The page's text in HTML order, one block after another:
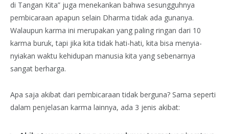
di Tangan Kita” juga menekankan bahwa sesungguhnya
pembicaraan apapun selain Dharma tidak ada gunanya.
Walaupun karma ini merupakan yang paling ringan dari 10
karma buruk, tapi jika kita tidak hati-hati, kita bisa menyia-
nyiakan waktu kehidupan manusia kita yang sebenarnya
sangat berharga.
Apa saja akibat dari pembicaraan tidak berguna? Sama seperti
dalam penjelasan karma lainnya, ada 3 jenis akibat: